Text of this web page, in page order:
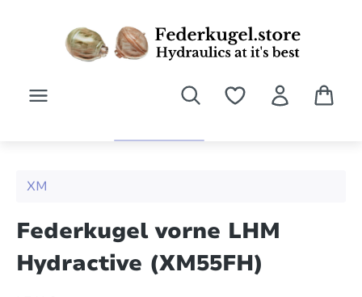
XM
Federkugel vorne LHM
Hydractive (XM55FH)